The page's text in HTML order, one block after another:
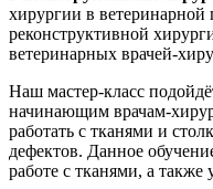
хирургии в ветеринарной
реконструктивной
ветеринарных врачей-
Наш мастер-класс
начинающим врачам-
работать с тканями и
дефектов. Данное
работе с тканями, а также